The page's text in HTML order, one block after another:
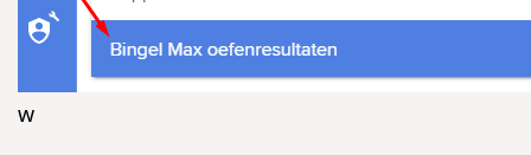
w